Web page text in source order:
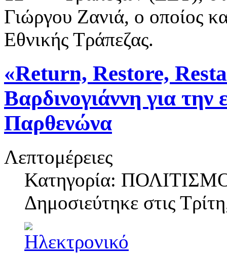
Γιώργου Ζανιά, ο οποίος
Εθνικής Τράπεζας.
«Return, Restore,
Βαρδινογιάννη για
Παρθενώνα
Λεπτομέρειες
Κατηγορία:
Δημοσιεύτηκε στις